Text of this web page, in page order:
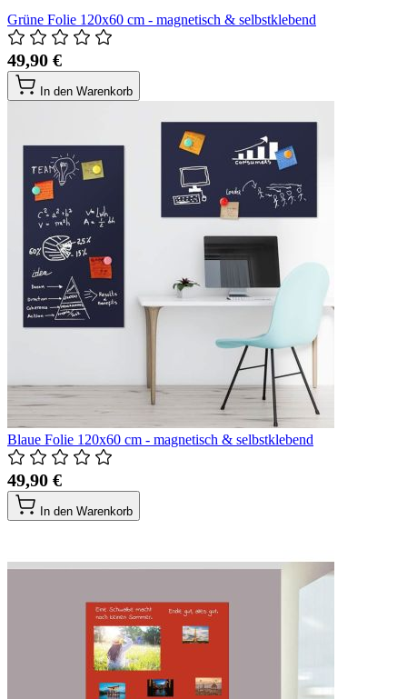
Grüne Folie 120x60 cm - magnetisch & selbstklebend
49,90 €
In den Warenkorb
Blaue Folie 120x60 cm - magnetisch & selbstklebend
49,90 €
In den Warenkorb